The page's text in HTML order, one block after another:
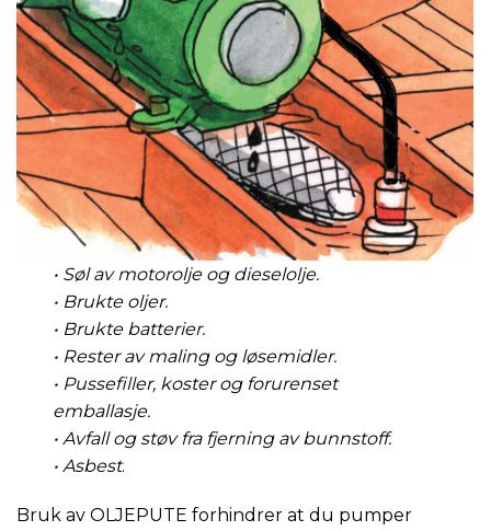
• Søl av motorolje og dieselolje.
• Brukte oljer.
• Brukte batterier.
• Rester av maling og løsemidler.
• Pussefiller, koster og forurenset
emballasje.
• Avfall og støv fra fjerning av bunnstoff.
• Asbest.
Bruk av OLJEPUTE forhindrer at du pumper